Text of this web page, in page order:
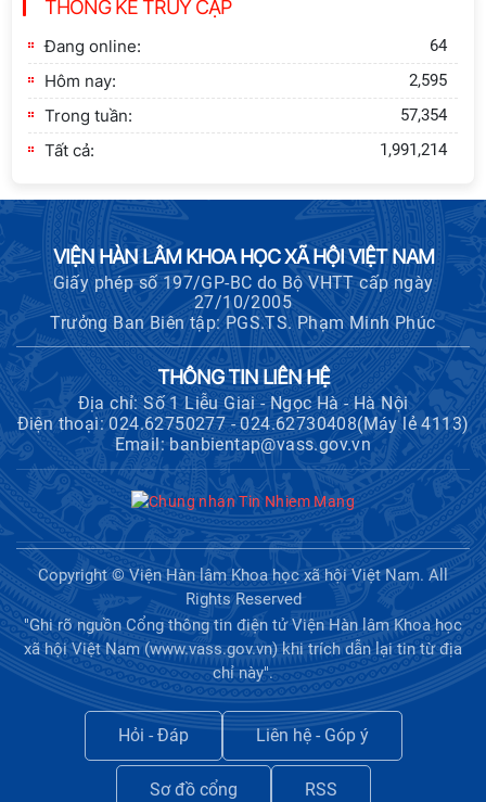
sinh đào tạo trình độ tiến sĩ đợt 1
THỐNG KÊ TRUY CẬP
Đang online: 64
Hôm nay: 2,595
Trong tuần: 57,354
Tất cả: 1,991,214
VIỆN HÀN LÂM KHOA HỌC XÃ HỘI VIỆT NAM
Giấy phép số 197/GP-BC do Bộ VHTT cấp ngày
27/10/2005
Trưởng Ban Biên tập: PGS.TS. Phạm Minh Phúc
THÔNG TIN LIÊN HỆ
Địa chỉ: Số 1 Liễu Giai - Ngọc Hà - Hà Nội
Điện thoại: 024.62750277 - 024.62730408(Máy lẻ 4113)
Email: banbientap@vass.gov.vn
Copyright © Viện Hàn lâm Khoa học xã hội Việt Nam. All
Rights Reserved
"Ghi rõ nguồn Cổng thông tin điện tử Viện Hàn lâm Khoa học
xã hội Việt Nam (www.vass.gov.vn) khi trích dẫn lại tin từ địa
chỉ này".
Hỏi - Đáp Liên hệ - Góp ý
Sơ đồ cổng RSS